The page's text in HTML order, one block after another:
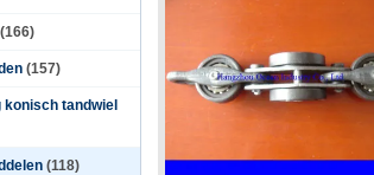
(166)
(157)
tandwiel
(118)